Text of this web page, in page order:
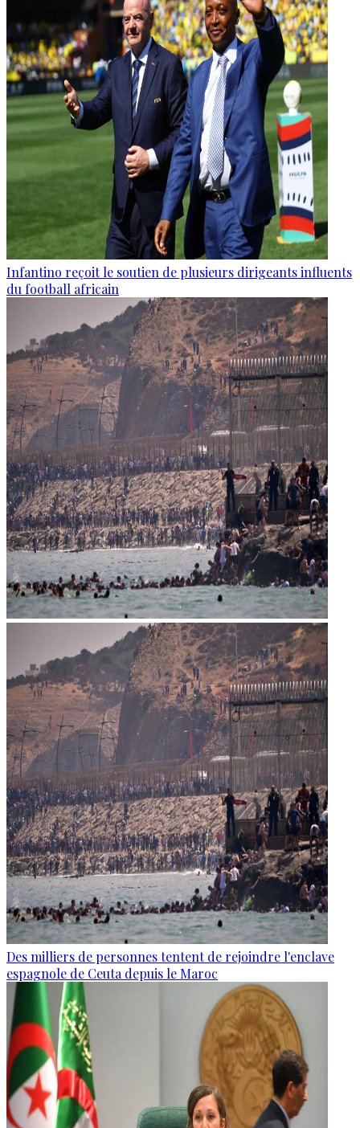
Infantino reçoit le soutien de plusieurs dirigeants influents
du football africain
Des milliers de personnes tentent de rejoindre l'enclave
espagnole de Ceuta depuis le Maroc